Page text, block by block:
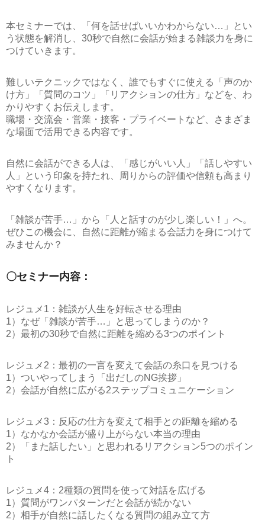
本セミナーでは、「何を話せばいいかわからない…」とい
う状態を解消し、 30秒で自然に会話が始まる雑談力 を身に
つけていきます。
難しいテクニックではなく、誰でもすぐに使える「声のか
け方」「質問のコツ」「リアクションの仕方」などを、わ
かりやすくお伝えします。
職場・交流会・営業・接客・プライベートなど、さまざま
な場面で活用できる内容です。
自然に会話ができる人は、「感じがいい人」「話しやすい
人」という印象を持たれ、周りからの評価や信頼も高まり
やすくなります。
「雑談が苦手…」から「人と話すのが少し楽しい！」へ。
ぜひこの機会に、自然に距離が縮まる会話力を身につけて
みませんか？
〇セミナー内容：
レジュメ1：雑談が人生を好転させる理由
1）なぜ「雑談が苦手…」と思ってしまうのか？
2）最初の30秒で自然に距離を縮める3つのポイント
レジュメ2：最初の一言を変えて会話の糸口を見つける
1）ついやってしまう「出だしのNG挨拶」
2）会話が自然に広がる2ステップコミュニケーション
レジュメ3：反応の仕方を変えて相手との距離を縮める
1）なかなか会話が盛り上がらない本当の理由
2）「また話したい」と思われるリアクション5つのポイン
ト
レジュメ4：2種類の質問を使って対話を広げる
1）質問がワンパターンだと会話が続かない
2）相手が自然に話したくなる質問の組み立て方